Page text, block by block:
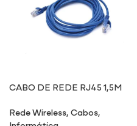
CABO DE REDE RJ45 1,5M
Rede Wireless,Cabos,